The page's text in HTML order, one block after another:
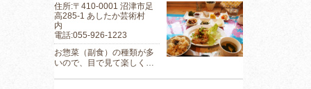
住所:〒410-0001 沼津市足
高285-1 あしたか芸術村
内
電話:055-926-1223
お惣菜（副食）の種類が多
いので、目で見て楽しく…